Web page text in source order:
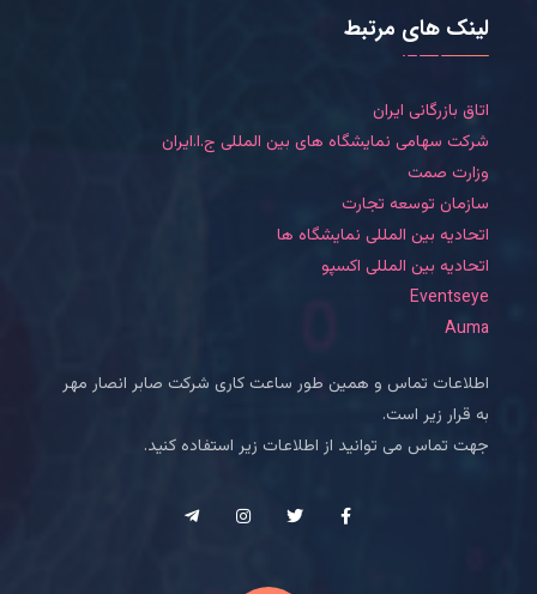
لینک های مرتبط
اتاق بازرگانی ایران
شرکت سهامی نمایشگاه های بین المللی ج.ا.ایران
وزارت صمت
سازمان توسعه تجارت
اتحادیه بین المللی نمایشگاه ها
اتحادیه بین المللی اکسپو
Eventseye
Auma
اطلاعات تماس و همین طور ساعت کاری شرکت صابر انصار مهر
به قرار زیر است.
جهت تماس می توانید از اطلاعات زیر استفاده کنید.